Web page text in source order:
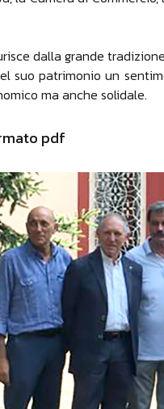
dalla grande
suo patrimonio un
ma anche solidale.
pdf